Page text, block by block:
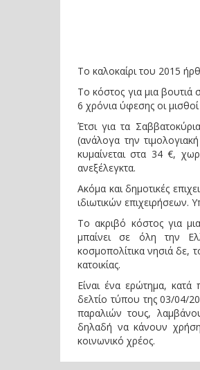
Το καλοκαίρι του 2015
Το κόστος για μια βουτιά
6 χρόνια ύφεσης οι
Έτσι για τα
(ανάλογα την
κυμαίνεται στα 34 €,
ανεξέλεγκτα.
Ακόμα και δημοτικές
ιδιωτικών επιχειρήσεων.
Το ακριβό κόστος για
μπαίνει σε όλη την
κοσμοπολίτικα νησιά δε,
κατοικίας.
Είναι ένα ερώτημα,
δελτίο τύπου της 03/04/
παραλιών τους,
δηλαδή να κάνουν
κοινωνικό χρέος.